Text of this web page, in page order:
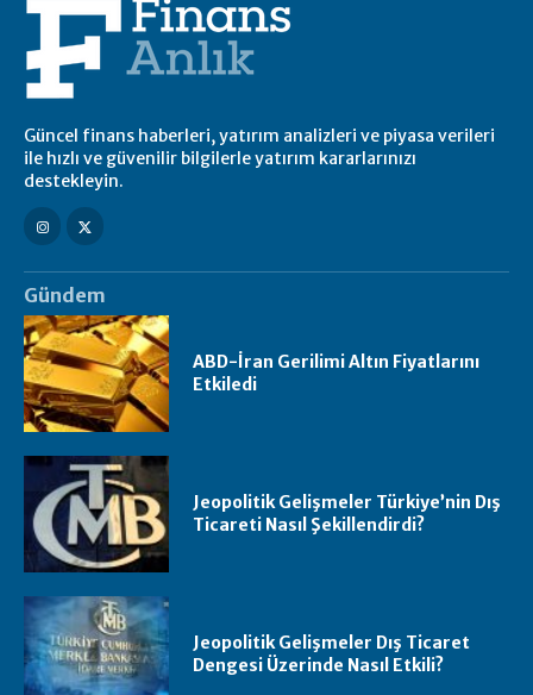
Güncel finans haberleri, yatırım analizleri ve piyasa verileri
ile hızlı ve güvenilir bilgilerle yatırım kararlarınızı
destekleyin.
Gündem
ABD-İran Gerilimi Altın Fiyatlarını
Etkiledi
Jeopolitik Gelişmeler Türkiye’nin Dış
Ticareti Nasıl Şekillendirdi?
Jeopolitik Gelişmeler Dış Ticaret
Dengesi Üzerinde Nasıl Etkili?